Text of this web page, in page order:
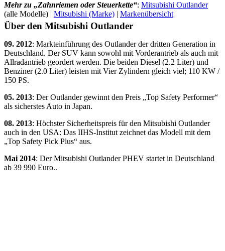
Mehr zu „Zahnriemen oder Steuerkette“: Mitsubishi Outlander
(alle Modelle) | Mitsubishi (Marke) | Markenübersicht
Über den Mitsubishi Outlander
09. 2012: Markteinführung des Outlander der dritten Generation in
Deutschland. Der SUV kann sowohl mit Vorderantrieb als auch mit
Allradantrieb geordert werden. Die beiden Diesel (2.2 Liter) und
Benziner (2.0 Liter) leisten mit Vier Zylindern gleich viel; 110 KW /
150 PS.
05. 2013: Der Outlander gewinnt den Preis „Top Safety Performer“
als sicherstes Auto in Japan.
08. 2013: Höchster Sicherheitspreis für den Mitsubishi Outlander
auch in den USA: Das IIHS-Institut zeichnet das Modell mit dem
„Top Safety Pick Plus“ aus.
Mai 2014: Der Mitsubishi Outlander PHEV startet in Deutschland
ab 39 990 Euro..